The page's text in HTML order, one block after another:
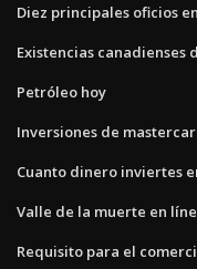
Diez principales oficios
Existencias
Petróleo hoy
Inversiones de
Cuanto dinero inviertes
Valle de la muerte en
Requisito para el